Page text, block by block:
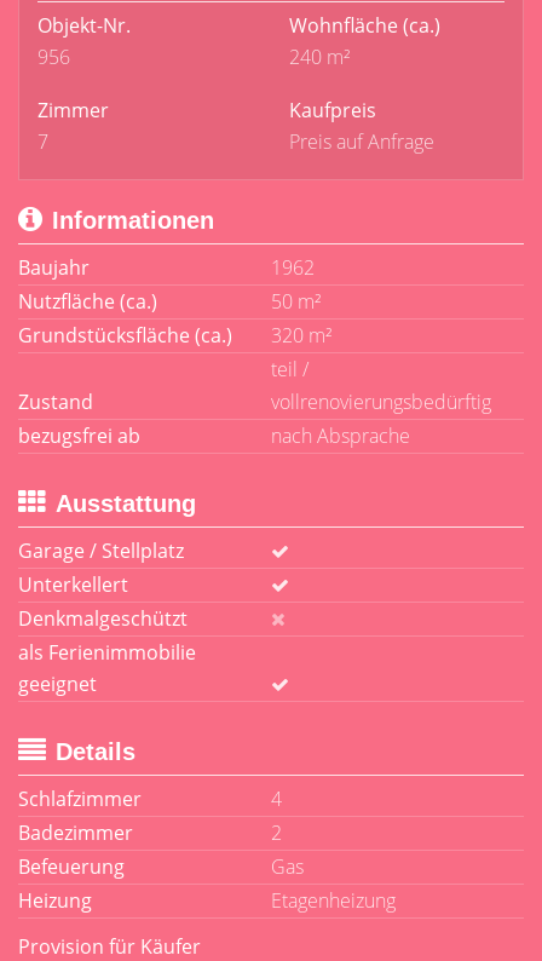
Objekt-Nr.
956
Wohnfläche (ca.)
240 m²
Zimmer
7
Kaufpreis
Preis auf Anfrage
Informationen
Baujahr
1962
Nutzfläche (ca.)
50 m²
Grundstücksfläche (ca.)
320 m²
Zustand
teil /
vollrenovierungsbedürftig
bezugsfrei ab
nach Absprache
Ausstattung
Garage / Stellplatz
Unterkellert
Denkmalgeschützt
als Ferienimmobilie
geeignet
Details
Schlafzimmer
4
Badezimmer
2
Befeuerung
Gas
Heizung
Etagenheizung
Provision für Käufer